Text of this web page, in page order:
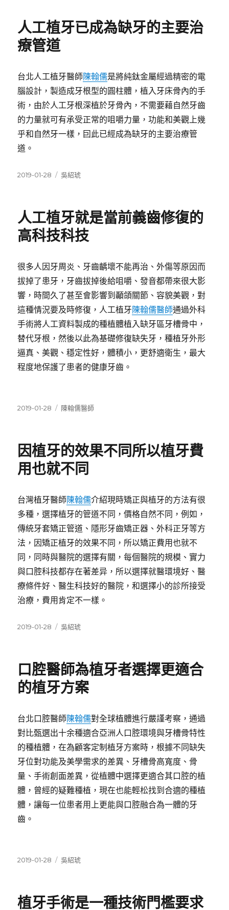
人工植牙已成為缺牙的主要治
療管道
台北人工植牙醫師陳翰儒是將純鈦金屬經過精密的電
腦設計，製造成牙根型的圓柱體，植入牙床骨內的手
術，由於人工牙根深植於牙骨內，不需要藉自然牙齒
的力量就可有承受正常的咀嚼力量，功能和美觀上幾
乎和自然牙一樣，囙此已經成為缺牙的主要治療管
道。
發
2019-01-28
分
吳紹琥
人工植牙就是當前義齒修復的
高科技科技
很多人因牙周炎、牙齒齲壞不能再治、外傷等原因而
拔掉了患牙，牙齒拔掉後給咀嚼、發音都帶來很大影
響，時間久了甚至會影響到顳頜關節、容貌美觀，對
這種情況要及時修復，人工植牙陳翰儒醫師通過外科
手術將人工資料製成的種植體植入缺牙區牙槽骨中，
替代牙根，然後以此為基礎修復缺失牙，種植牙外形
逼真、美觀、穩定性好，體積小，更舒適衛生，最大
程度地保護了患者的健康牙齒。
發
2019-01-28
分
陳翰儒醫師
因植牙的效果不同所以植牙費
用也就不同
台灣植牙醫師陳翰儒介紹現時矯正與植牙的方法有很
多種，選擇植牙的管道不同，價格自然不同，例如，
傳統牙套矯正管道、隱形牙齒矯正器、外科正牙等方
法，因矯正植牙的效果不同，所以矯正費用也就不
同，同時與醫院的選擇有關，每個醫院的規模、實力
與口腔科技都存在著差异，所以選擇就醫環境好、醫
療條件好、醫生科技好的醫院，和選擇小的診所接受
治療，費用肯定不一樣。
發
2019-01-28
分
吳紹琥
口腔醫師為植牙者選擇更適合
的植牙方案
台北口腔醫師陳翰儒對全球植體進行嚴謹考察，通過
對比甄選出十余種適合亞洲人口腔環境與牙槽骨特性
的種植體，在為顧客定制植牙方案時，根據不同缺失
牙位對功能及美學需求的差異、牙槽骨高寬度、骨
量、手術創面差異，從植體中選擇更適合其口腔的植
體，曾經的疑難種植，現在也能輕松找到合適的種植
體，讓每一位患者用上更能與口腔融合為一體的牙
齒。
發
2019-01-28
分
吳紹琥
植牙手術是一種技術門檻要求